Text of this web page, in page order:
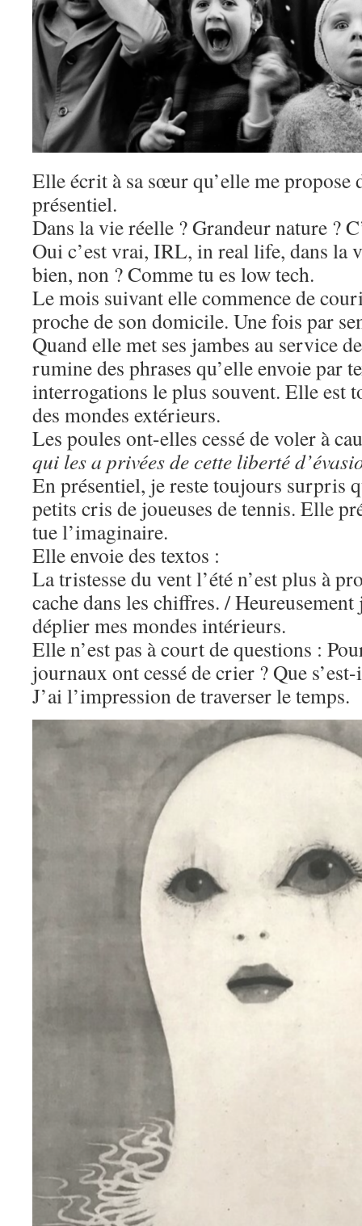
Elle écrit à sa sœur qu’elle me propose
présentiel.
Dans la vie réelle ? Grandeur nature ?
Oui c’est vrai, IRL, in real life, dans la
bien, non ? Comme tu es low tech.
Le mois suivant elle commence de
proche de son domicile. Une fois par
Quand elle met ses jambes au service
rumine des phrases qu’elle envoie par
interrogations le plus souvent. Elle est
des mondes extérieurs.
Les poules ont-elles cessé de voler à
qui les a privées de cette liberté
En présentiel, je reste toujours surpris
petits cris de joueuses de tennis. Elle
tue l’imaginaire.
Elle envoie des textos :
La tristesse du vent l’été n’est plus à
cache dans les chiffres. /
déplier mes mondes intérieurs.
Elle n’est pas à court de questions :
journaux ont cessé de crier ? Que
J’ai l’impression de traverser le temps.